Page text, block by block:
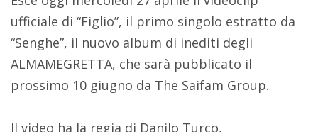
ufficiale di “Figlio”, il primo singolo estratto da
“Senghe”, il nuovo album di inediti degli
ALMAMEGRETTA, che sarà pubblicato il
prossimo 10 giugno da The Saifam Group.
Il video ha la regia di Danilo Turco,